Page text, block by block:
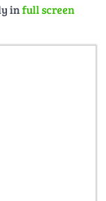
infull screen